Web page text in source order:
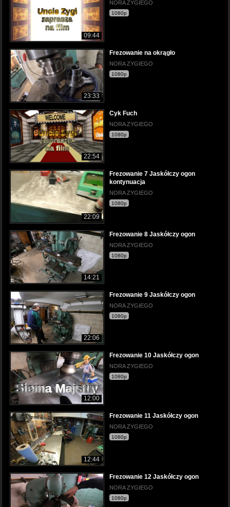
09:44
NORA ZYGIEGO
1080p
23:33
Frezowanie na okrągło
NORA ZYGIEGO
1080p
22:54
Cyk Fuch
NORA ZYGIEGO
1080p
22:09
Frezowanie 7 Jaskółczy ogon
kontynuacja
NORA ZYGIEGO
1080p
14:21
Frezowanie 8 Jaskółczy ogon
NORA ZYGIEGO
1080p
22:06
Frezowanie 9 Jaskółczy ogon
NORA ZYGIEGO
1080p
12:00
Frezowanie 10 Jaskółczy ogon
NORA ZYGIEGO
1080p
12:44
Frezowanie 11 Jaskółczy ogon
NORA ZYGIEGO
1080p
Frezowanie 12 Jaskółczy ogon
NORA ZYGIEGO
1080p